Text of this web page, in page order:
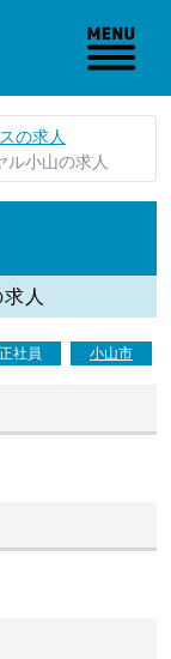
の求人
小山の求人
人
正社員 小山市